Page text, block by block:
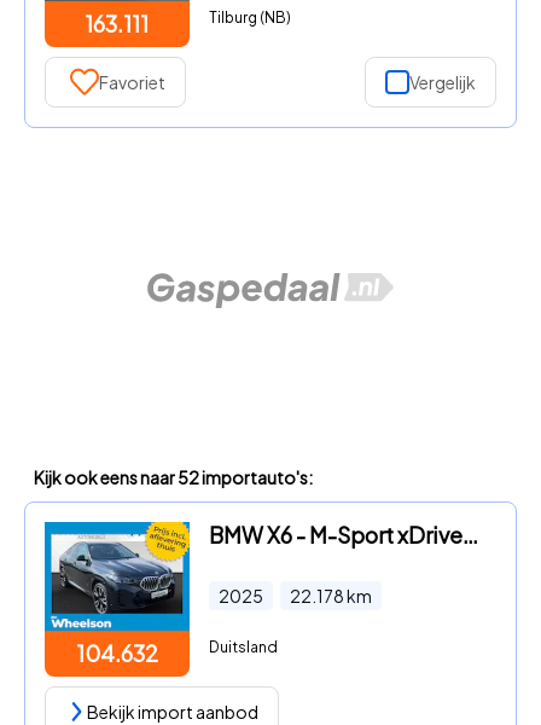
163.111 Tilburg (NB)
Favoriet Vergelijk
Kijk ook eens naar 52 importauto's:
104.632
BMW X6 - M-Sport xDrive40i
2025 22.178km
Duitsland
Bekijk import aanbod